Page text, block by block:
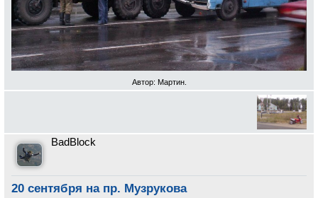
Автор: Мартин.
BadBlock
20 сентября на пр. Музрукова